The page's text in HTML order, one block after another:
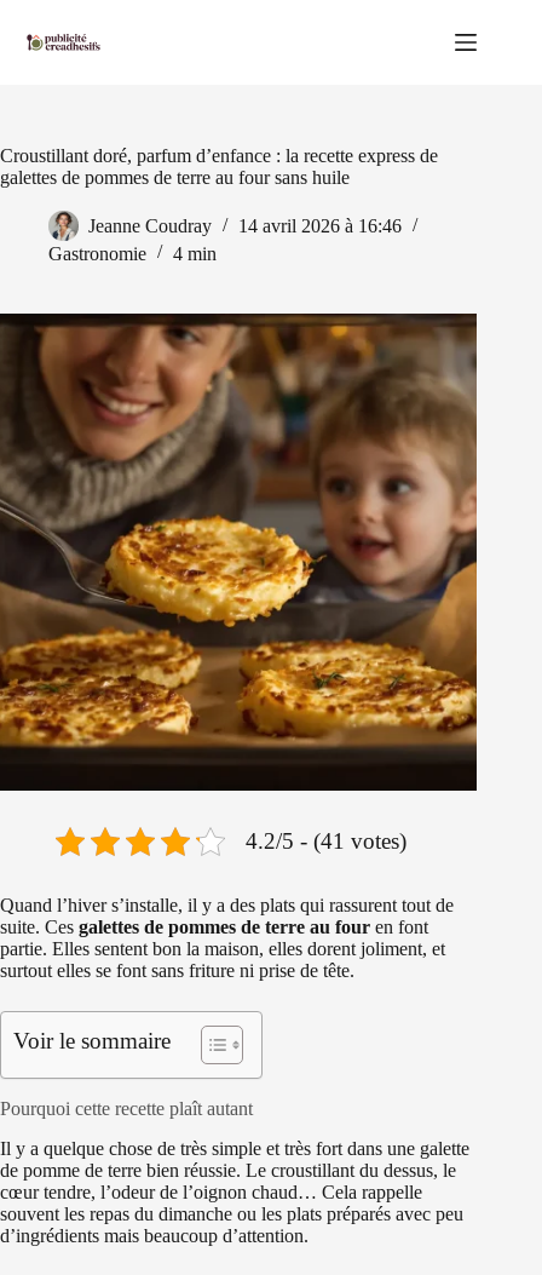
contenu
Croustillant doré, parfum d’enfance : la recette express de
galettes de pommes de terre au four sans huile
Jeanne Coudray
14 avril 2026 à 16:46
Gastronomie
4 min
4.2/5 - (41 votes)
Quand l’hiver s’installe, il y a des plats qui rassurent tout de
suite. Ces galettes de pommes de terre au four en font
partie. Elles sentent bon la maison, elles dorent joliment, et
surtout elles se font sans friture ni prise de tête.
Voir le sommaire
Pourquoi cette recette plaît autant
Il y a quelque chose de très simple et très fort dans une galette
de pomme de terre bien réussie. Le croustillant du dessus, le
cœur tendre, l’odeur de l’oignon chaud… Cela rappelle
souvent les repas du dimanche ou les plats préparés avec peu
d’ingrédients mais beaucoup d’attention.